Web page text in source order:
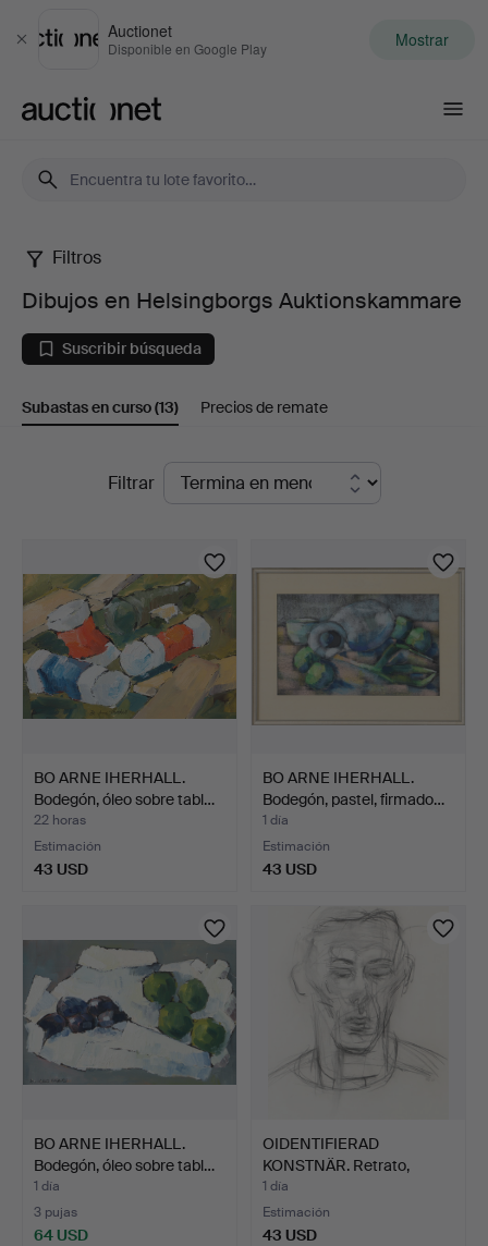
Cerrar
Auctionet
Disponible en Google Play Mostrar
Dibujos
en
Helsingborgs
Auktionskammare
Filtros
Dibujos en Helsingborgs Auktionskammare
Suscribir búsqueda
Subastas en curso(13) Precios de remate
SubastasFiltrar
BO ARNE IHERHALL.
Bodegón, óleo sobre tabl…
22 horas
Estimación
43 USD
BO ARNE IHERHALL.
Bodegón, pastel, firmado…
1 día
Estimación
43 USD
BO ARNE IHERHALL.
Bodegón, óleo sobre tabl…
1 día
3 pujas
64 USD
OIDENTIFIERAD
KONSTNÄR. Retrato,
dibujo, f…
1 día
Estimación
43 USD